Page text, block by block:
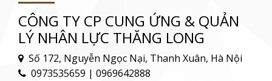
CÔNG TY CP CUNG ỨNG & QUẢN
LÝ NHÂN LỰC THĂNG LONG
Số 172, Nguyễn Ngọc Nại, Thanh Xuân, Hà Nội
0973535659 | 0969642888